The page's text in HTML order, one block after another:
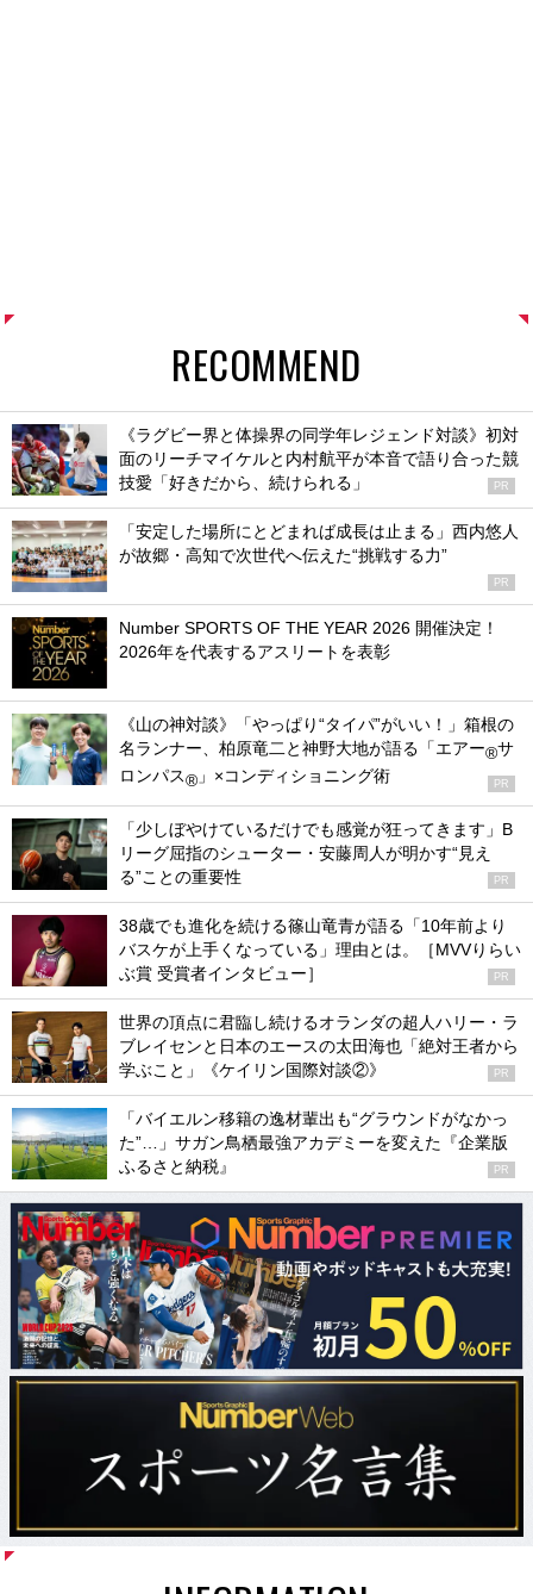
RECOMMEND
《ラグビー界と体操界の同学年レジェンド対談》初対
面のリーチマイケルと内村航平が本音で語り合った競
技愛「好きだから、続けられる」
PR
「安定した場所にとどまれば成長は止まる」西内悠人
が故郷・高知で次世代へ伝えた“挑戦する力”
PR
Number SPORTS OF THE YEAR 2026 開催決定！
2026年を代表するアスリートを表彰
《山の神対談》「やっぱり“タイパ”がいい！」箱根の
名ランナー、柏原竜二と神野大地が語る「エアー®サ
ロンパス® 」×コンディショニング術 PR
「少しぼやけているだけでも感覚が狂ってきます」B
リーグ屈指のシューター・安藤周人が明かす“見え
る”ことの重要性
PR
38歳でも進化を続ける篠山竜青が語る「10年前より
バスケが上手くなっている」理由とは。［MVVりらい
ぶ賞 受賞者インタビュー］
PR
世界の頂点に君臨し続けるオランダの超人ハリー・ラ
ブレイセンと日本のエースの太田海也「絶対王者から
学ぶこと」《ケイリン国際対談②》
PR
「バイエルン移籍の逸材輩出も“グラウンドがなかっ
た”…」サガン鳥栖最強アカデミーを変えた『企業版
ふるさと納税』
PR